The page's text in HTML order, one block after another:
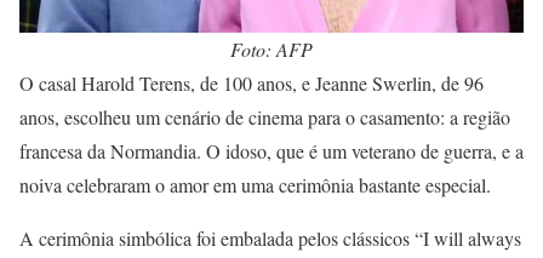
Foto: AFP
O casal Harold Terens, de 100 anos, e Jeanne Swerlin, de 96
anos, escolheu um cenário de cinema para o casamento: a região
francesa da Normandia. O idoso, que é um veterano de guerra, e a
noiva celebraram o amor em uma cerimônia bastante especial.
A cerimônia simbólica foi embalada pelos clássicos “I will always